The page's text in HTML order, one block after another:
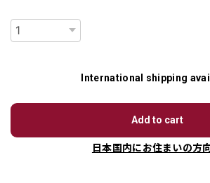
International shipping
Add to cart
日本国内にお住まいの方